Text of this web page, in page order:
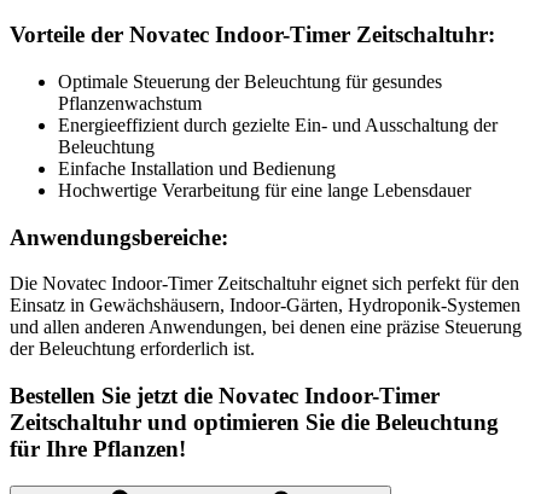
Vorteile der Novatec Indoor-Timer Zeitschaltuhr:
Optimale Steuerung der Beleuchtung für gesundes
Pflanzenwachstum
Energieeffizient durch gezielte Ein- und Ausschaltung der
Beleuchtung
Einfache Installation und Bedienung
Hochwertige Verarbeitung für eine lange Lebensdauer
Anwendungsbereiche:
Die Novatec Indoor-Timer Zeitschaltuhr eignet sich perfekt für den
Einsatz in Gewächshäusern, Indoor-Gärten, Hydroponik-Systemen
und allen anderen Anwendungen, bei denen eine präzise Steuerung
der Beleuchtung erforderlich ist.
Bestellen Sie jetzt die Novatec Indoor-Timer
Zeitschaltuhr und optimieren Sie die Beleuchtung
für Ihre Pflanzen!